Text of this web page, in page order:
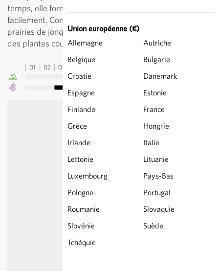
Union européenne (€)
Allemagne
Autriche
Belgique
Bulgarie
Croatie
Danemark
Espagne
Estonie
Finlande
France
Grèce
Hongrie
Irlande
Italie
Lettonie
Lituanie
Luxembourg
Pays-Bas
Pologne
Portugal
Roumanie
Slovaquie
Slovénie
Suède
Tchéquie
temps, elle forme des touffes denses qui se divisent
facilement. Convient parfaitement à la création de
prairies de jonquilles colorées ou en association avec
des plantes couvre-sol basses.
01 02 03